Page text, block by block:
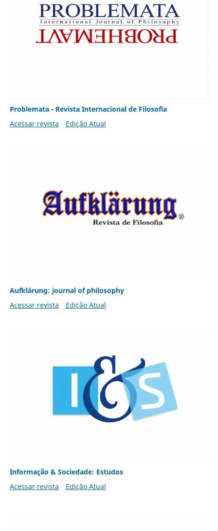
Problemata - Revista Internacional de Filosofia
Acessar revista
Edição Atual
Aufklärung: journal of philosophy
Acessar revista
Edição Atual
Informação & Sociedade: Estudos
Acessar revista
Edição Atual